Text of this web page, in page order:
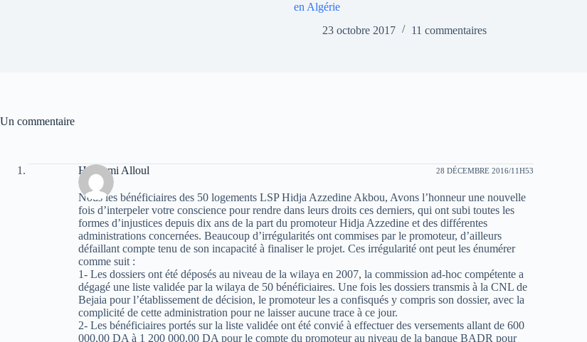
en Algérie
23 octobre 2017
11 commentaires
Un commentaire
Hachemi Alloul 28 DÉCEMBRE 2016/11H53
Nous les bénéficiaires des 50 logements LSP Hidja Azzedine Akbou, Avons l’honneur une nouvelle
fois d’interpeler votre conscience pour rendre dans leurs droits ces derniers, qui ont subi toutes les
formes d’injustices depuis dix ans de la part du promoteur Hidja Azzedine et des différentes
administrations concernées. Beaucoup d’irrégularités ont commises par le promoteur, d’ailleurs
défaillant compte tenu de son incapacité à finaliser le projet. Ces irrégularité ont peut les énumérer
comme suit :
1- Les dossiers ont été déposés au niveau de la wilaya en 2007, la commission ad-hoc compétente a
dégagé une liste validée par la wilaya de 50 bénéficiaires. Une fois les dossiers transmis à la CNL de
Bejaia pour l’établissement de décision, le promoteur les a confisqués y compris son dossier, avec la
complicité de cette administration pour ne laisser aucune trace à ce jour.
2- Les bénéficiaires portés sur la liste validée ont été convié à effectuer des versements allant de 600
000,00 DA à 1 200 000,00 DA pour le compte du promoteur au niveau de la banque BADR pour